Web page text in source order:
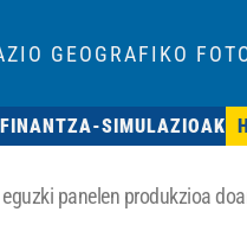
GEOGRAFIKO
FINANTZA-SIMULAZIOAK
panelen produkzioa